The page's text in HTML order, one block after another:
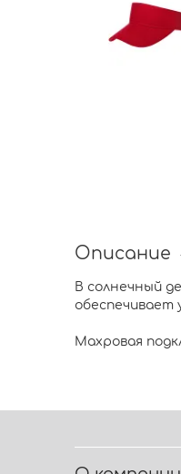
Описание
В солнечный
обеспечивает
Махровая